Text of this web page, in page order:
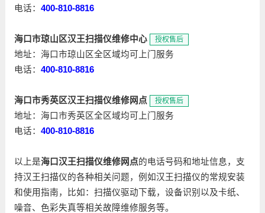
电话： 400-810-8816
海口市琼山区汉王扫描仪维修中心 授权售后
地址：海口市琼山区全区域均可上门服务
电话： 400-810-8816
海口市秀英区汉王扫描仪维修网点 授权售后
地址：海口市秀英区全区域均可上门服务
电话： 400-810-8816
以上是海口汉王扫描仪维修网点的电话号码和地址信息，支
持汉王扫描仪的各种相关问题，例如汉王扫描仪的常规安装
和使用指南，比如：扫描仪驱动下载，设备识别以及卡纸、
噪音、色彩失真等相关故障维修服务等。